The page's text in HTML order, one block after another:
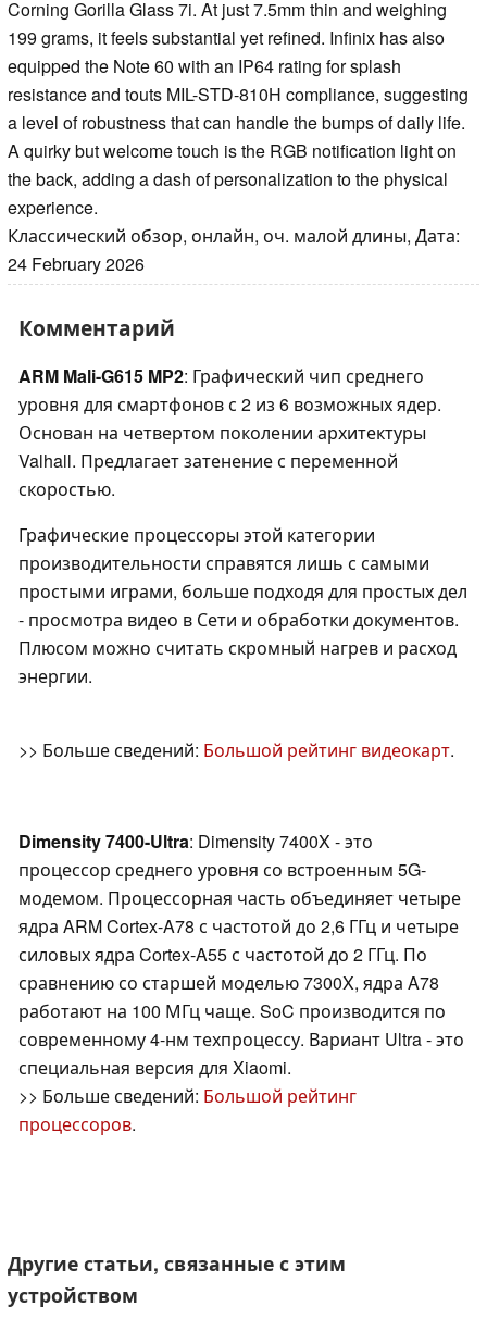
Corning Gorilla Glass 7i. At just 7.5mm thin and weighing
199 grams, it feels substantial yet refined. Infinix has also
equipped the Note 60 with an IP64 rating for splash
resistance and touts MIL-STD-810H compliance, suggesting
a level of robustness that can handle the bumps of daily life.
A quirky but welcome touch is the RGB notification light on
the back, adding a dash of personalization to the physical
experience.
Классический обзор, онлайн, оч. малой длины, Дата:
24 February 2026
Комментарий
ARM Mali-G615 MP2: Графический чип среднего
уровня для смартфонов с 2 из 6 возможных ядер.
Основан на четвертом поколении архитектуры
Valhall. Предлагает затенение с переменной
скоростью.
Графические процессоры этой категории
производительности справятся лишь с самыми
простыми играми, больше подходя для простых дел
- просмотра видео в Сети и обработки документов.
Плюсом можно считать скромный нагрев и расход
энергии.
>> Больше сведений: Большой рейтинг видеокарт.
Dimensity 7400-Ultra: Dimensity 7400X - это
процессор среднего уровня со встроенным 5G-
модемом. Процессорная часть объединяет четыре
ядра ARM Cortex-A78 с частотой до 2,6 ГГц и четыре
силовых ядра Cortex-A55 с частотой до 2 ГГц. По
сравнению со старшей моделью 7300X, ядра A78
работают на 100 МГц чаще. SoC производится по
современному 4-нм техпроцессу. Вариант Ultra - это
специальная версия для Xiaomi.
>> Больше сведений: Большой рейтинг
процессоров.
Другие статьи, связанные с этим
устройством